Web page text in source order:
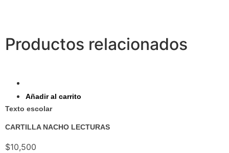
Productos relacionados
Añadir al carrito
Texto escolar
CARTILLA NACHO LECTURAS
$10,500